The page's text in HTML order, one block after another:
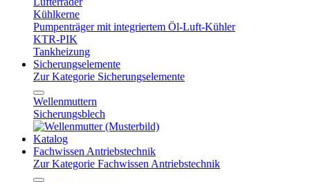
Kühlkerne
Pumpenträger mit integriertem Öl-Luft-Kühler
KTR-PIK
Tankheizung
Sicherungselemente
Zur Kategorie Sicherungselemente
Wellenmuttern
Sicherungsblech
Katalog
Fachwissen Antriebstechnik
Zur Kategorie Fachwissen Antriebstechnik